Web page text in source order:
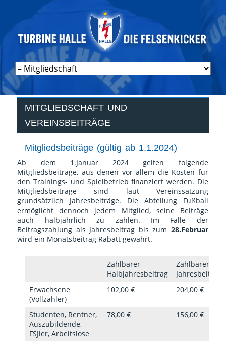
MITGLIEDSCHAFT UND
VEREINSBEITRÄGE
Mitgliedsbeiträge (gültig ab 1.1.2024)
Ab dem 1.Januar 2024 gelten folgende
Mitgliedsbeiträge, aus denen vor allem die Kosten für
den Trainings- und Spielbetrieb finanziert werden. Die
Mitgliedsbeiträge sind laut Vereinssatzung
grundsätzlich Jahresbeiträge. Die Abteilung Fußball
ermöglicht dennoch jedem Mitglied, seine Beiträge
auch halbjährlich zu zahlen. Im Falle der
Beitragszahlung als Jahresbeitrag bis zum 28.Februar
wird ein Monatsbeitrag Rabatt gewährt.
Zahlbarer
Halbjahresbeitrag
Zahlbarer
Jahresbeitrag
Erwachsene
(Vollzahler)
102,00 € 204,00 €
Studenten, Rentner,
Auszubildende,
FSJler, Arbeitslose
78,00 € 156,00 €